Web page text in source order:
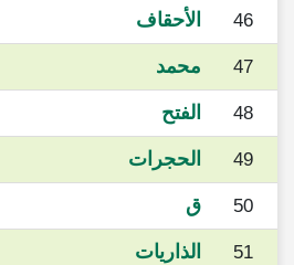
46 الأحقاف
47 محمد
48 الفتح
49 الحجرات
50 ق
51 الذاريات